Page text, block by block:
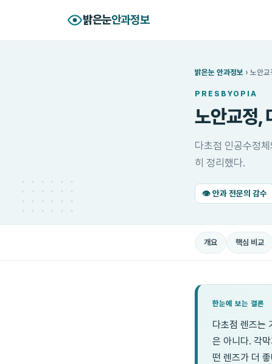
밝은눈안과정보
밝은눈 안과정보 › 노안교
PRESBYOPIA
노안교정,
다초점 인공수정
히 정리했다.
👁 안과 전문의 감수
개요 핵심 비교
한눈에 보는 결론
다초점 렌즈는
은 아니다. 각
떤 렌즈가 더